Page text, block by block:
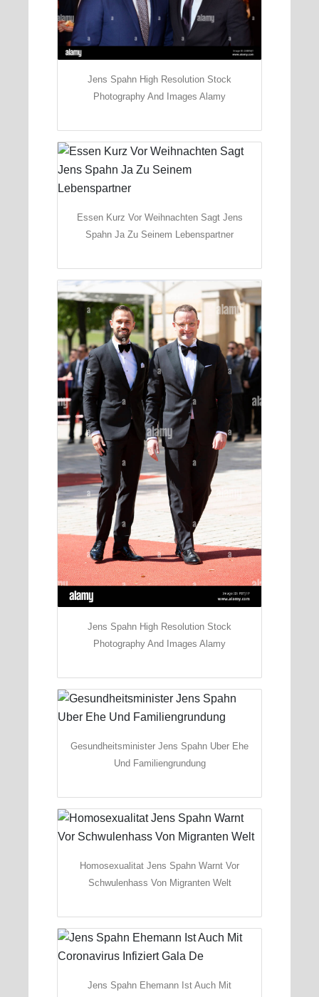
Jens Spahn High Resolution Stock
Photography And Images Alamy
Essen Kurz Vor Weihnachten Sagt Jens
Spahn Ja Zu Seinem Lebenspartner
Jens Spahn High Resolution Stock
Photography And Images Alamy
Gesundheitsminister Jens Spahn Uber Ehe
Und Familiengrundung
Homosexualitat Jens Spahn Warnt Vor
Schwulenhass Von Migranten Welt
Jens Spahn Ehemann Ist Auch Mit